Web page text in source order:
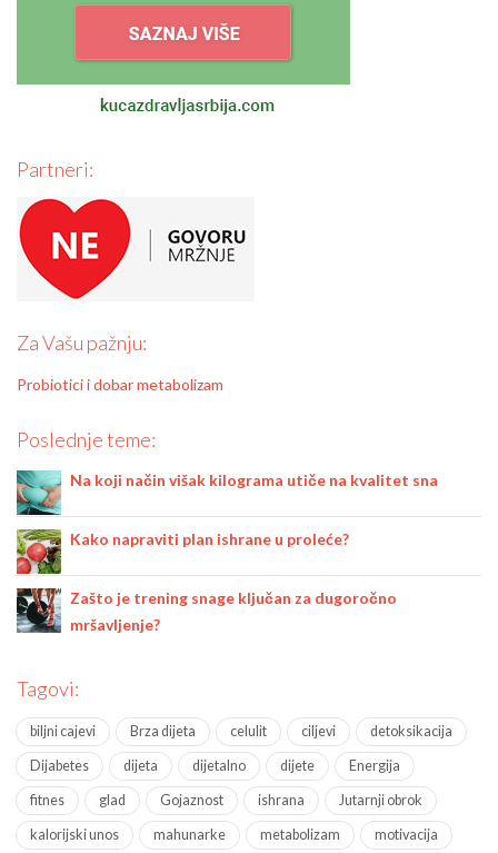
Partneri:
Za Vašu pažnju:
Probiotici i dobar metabolizam
Poslednje teme:
Na koji način višak kilograma utiče na kvalitet sna
Kako napraviti plan ishrane u proleće?
Zašto je trening snage ključan za dugoročno
mršavljenje?
Tagovi:
biljni cajevi Brza dijeta celulit ciljevi detoksikacija
Dijabetes dijeta dijetalno dijete Energija
fitnes glad Gojaznost ishrana Jutarnji obrok
kalorijski unos mahunarke metabolizam motivacija